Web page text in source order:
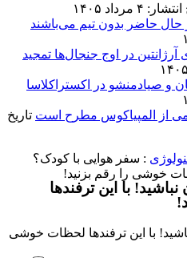
۴ مرداد ۱۴۰۵
حال حاضر بدون تیم می‌باشند
در اوج جنجال‌ها تمجید
و صیادمنشو در اکستراکلاسا
از المپیاکوس مطرح است تاریخ
: سفر هوایی با کودک؟
خوشی را رقم بزنید!
با این ترفندها